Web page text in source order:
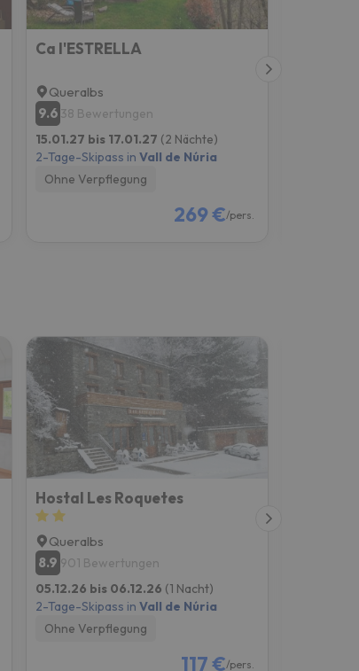
Ca l'ESTRELLA
Queralbs
9.6 38 Bewertungen
15.01.27 bis 17.01.27 (2 Nächte)
2-Tage-Skipass inVall de Núria
Ohne Verpflegung
269 €/pers.
Hostal Les Roquetes
Queralbs
8.9 901 Bewertungen
05.12.26 bis 06.12.26 (1 Nacht)
2-Tage-Skipass inVall de Núria
Ohne Verpflegung
117 €/pers.